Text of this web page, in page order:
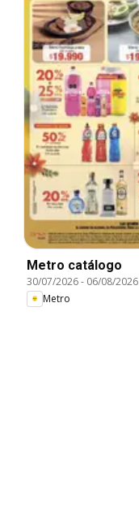
Metro catálogo
30/07/2026- 06/08/2026
Metro